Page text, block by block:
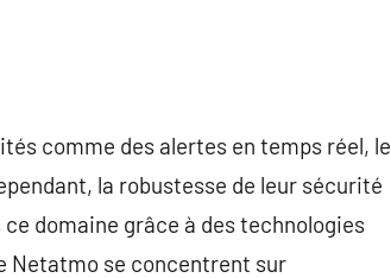
comme des alertes en temps réel, le
la robustesse de leur sécurité
domaine grâce à des technologies
Netatmo se concentrent sur